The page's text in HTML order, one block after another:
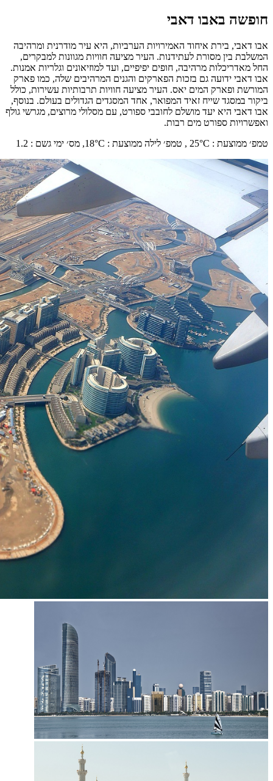
חופשה באבו דאבי
אבו דאבי, בירת איחוד האמירויות הערביות, היא עיר מודרנית ומרהיבה
המשלבת בין מסורת לעתידנות. העיר מציעה חוויות מגוונות למבקרים,
החל מאדריכלות מרהיבה, חופים יפיפיים, ועד למוזיאונים וגלריות אמנות.
אבו דאבי ידועה גם בזכות הפארקים והגנים המרהיבים שלה, כמו פארק
המורשת ופארק המים יאס. העיר מציעה חוויות תרבותיות עשירות, כולל
ביקור במסגד שייח זאיד המפואר, אחד המסגדים הגדולים בעולם. בנוסף,
אבו דאבי היא יעד מושלם לחובבי ספורט, עם מסלולי מרוצים, מגרשי גולף
ואפשרויות ספורט מים רבות.
טמפ׳ ממוצעת :
25°C , טמפ׳ לילה ממוצעת :
18°C, מס׳ ימי גשם :
1.2